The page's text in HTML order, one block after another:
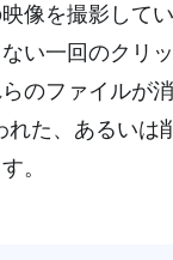
像を撮影して
い一回のクリ
のファイルが
れた、あるい
。